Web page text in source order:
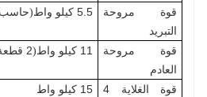
قوة مروحة
التبريد
5.5 كيلو واط (حاسب
قوة مروحة
العادم
11 كيلو واط (2 قطعة.
قوة الغلاية 4
15 كيلو واط